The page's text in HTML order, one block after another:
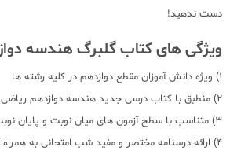
دست ندهید!
ویژگی های کتاب گلبرگ هندسه
1) ویژه دانش آموزان مقطع دوازدهم در کلیه رشته ها
2) منطبق با کتاب درسی جدید هندسه دوازدهم ریاضی
3) متناسب با سطح آزمون های میان نوبت و پایان نوبت کشوری مدارس
4) ارائه درسنامه مختصر و مفید شب امتحانی به همراه تمرین های نمونه